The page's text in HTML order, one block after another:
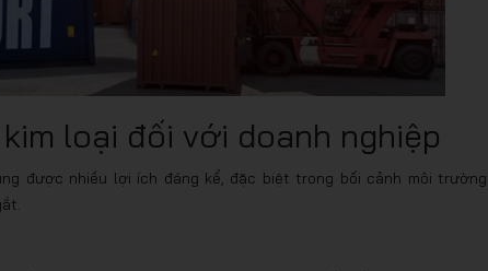
loại đối với doanh nghiệp
được nhiều lợi ích đáng kể, đặc biệt trong bối cảnh môi trường